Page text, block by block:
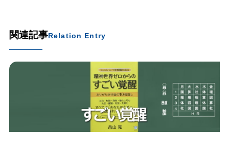
関連記事Relation Entry